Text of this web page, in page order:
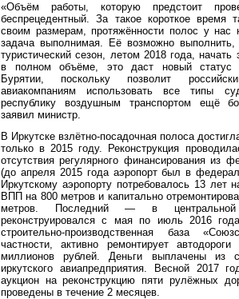
«Объём работы, которую предстоит
беспрецедентный. За такое короткое время
своим размерам, протяжённости полос у нас
задача выполнимая. Её возможно
туристический сезон, летом 2018 года,
в полном объёме, это даст новый статус
Бурятии, поскольку позволит
авиакомпаниям использовать все типы
республику воздушным транспортом ещё
заявил министр.
В Иркутске взлётно-посадочная полоса
только в 2015 году. Реконструкция
отсутствия регулярного финансирования из
(до апреля 2015 года аэропорт был в
Иркутскому аэропорту потребовалось 13 лет
ВПП на 800 метров и капитально
метров. Последний — в
реконструировался с мая по июль 2016
строительно-производственная база
частности, активно ремонтирует
миллионов рублей. Деньги выплачены из
иркутского авиапредприятия. Весной 2017
аукцион на реконструкцию пяти рулёжных
проведены в течение 2 месяцев.